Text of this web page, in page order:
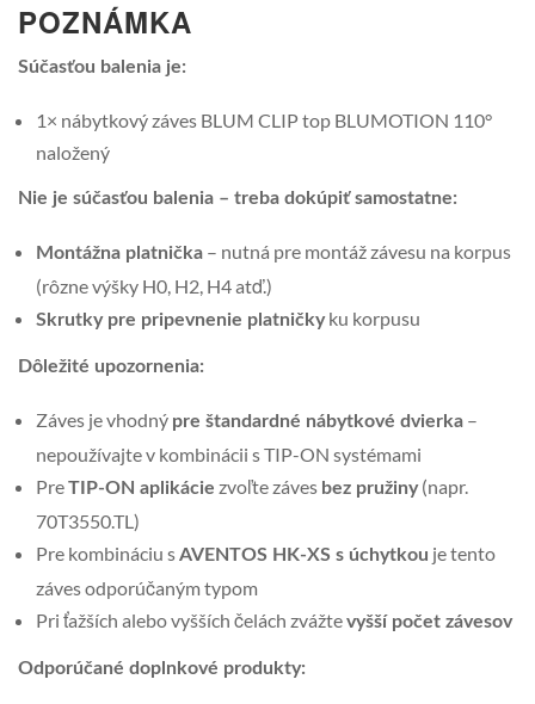
POZNÁMKA
Súčasťou balenia je:
1× nábytkový záves BLUM CLIP top BLUMOTION 110°
naložený
Nie je súčasťou balenia – treba dokúpiť samostatne:
Montážna platnička – nutná pre montáž závesu na korpus
(rôzne výšky H0, H2, H4 atď.)
Skrutky pre pripevnenie platničkyku korpusu
Dôležité upozornenia:
Záves je vhodný pre štandardné nábytkové dvierka –
nepoužívajte v kombinácii s TIP-ON systémami
PreTIP-ON aplikácie zvoľte záves bez pružiny(napr.
70T3550.TL)
Pre kombináciu sAVENTOS HK-XS s úchytkou je tento
záves odporúčaným typom
Pri ťažších alebo vyšších čelách zvážtevyšší počet závesov
Odporúčané doplnkové produkty: